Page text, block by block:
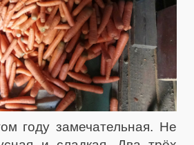
году замечательная. Не